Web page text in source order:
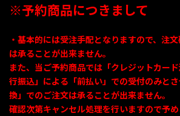
※予約商品につきまして
・基本的には受注手配となりますので、注
は承ることが出来ません。
また、当ご予約商品では「クレジットカー
行振込」による「前払い」での受付のみと
換」でのご注文は承ることが出来ません。
確認次第キャンセル処理を行いますので予め